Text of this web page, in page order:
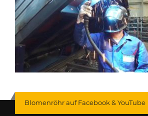
Blomenröhr auf Facebook & YouTube